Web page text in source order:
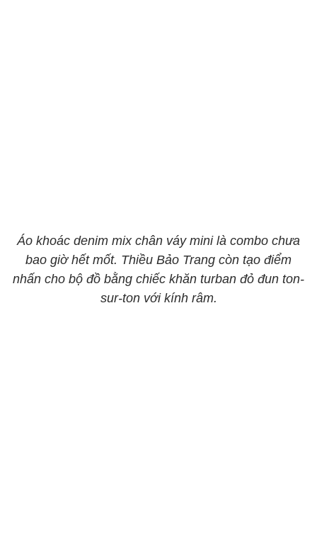
Áo khoác denim mix chân váy mini là combo chưa
bao giờ hết mốt. Thiều Bảo Trang còn tạo điểm
nhấn cho bộ đồ bằng chiếc khăn turban đỏ đun ton-
sur-ton với kính râm.